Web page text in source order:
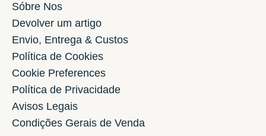
Sóbre Nos
Devolver um artigo
Envio, Entrega & Custos
Política de Cookies
Cookie Preferences
Política de Privacidade
Avisos Legais
Condições Gerais de Venda